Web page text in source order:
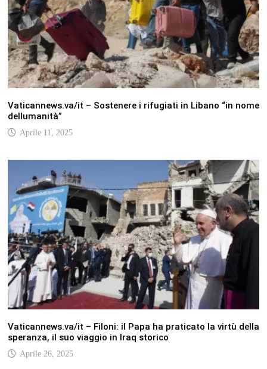
Vaticannews.va/it – Sostenere i rifugiati in Libano “in nome
dellumanità”
Aprile 11, 2025
Vaticannews.va/it – Filoni: il Papa ha praticato la virtù della
speranza, il suo viaggio in Iraq storico
Aprile 26, 2025